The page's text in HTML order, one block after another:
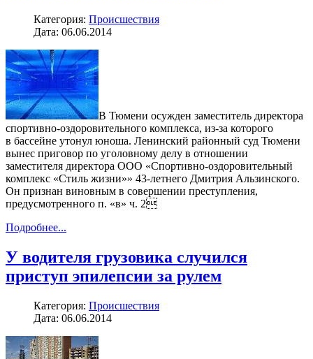
Категория: Происшествия
Дата: 06.06.2014
В Тюмени осужден заместитель директора
спортивно-оздоровительного комплекса, из-за которого
в бассейне утонул юноша. Ленинский районный суд Тюмени
вынес приговор по уголовному делу в отношении
заместителя директора ООО «Спортивно-оздоровительный
комплекс «Стиль жизни»» 43-летнего Дмитрия Альзинского.
Он признан виновным в совершении преступления,
предусмотренного п. «в» ч. 2
Подробнее...
У водителя грузовика случился
приступ эпилепсии за рулем
Категория: Происшествия
Дата: 06.06.2014